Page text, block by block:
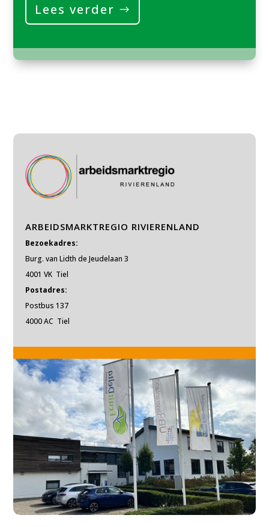
Lees verder
ARBEIDSMARKTREGIO RIVIERENLAND
Bezoekadres:
Burg. van Lidth de Jeudelaan 3
4001 VK Tiel
Postadres:
Postbus 137
4000 AC Tiel